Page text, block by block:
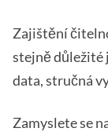
Zajištění
stejně důležité
data, stručná
Zamyslete se